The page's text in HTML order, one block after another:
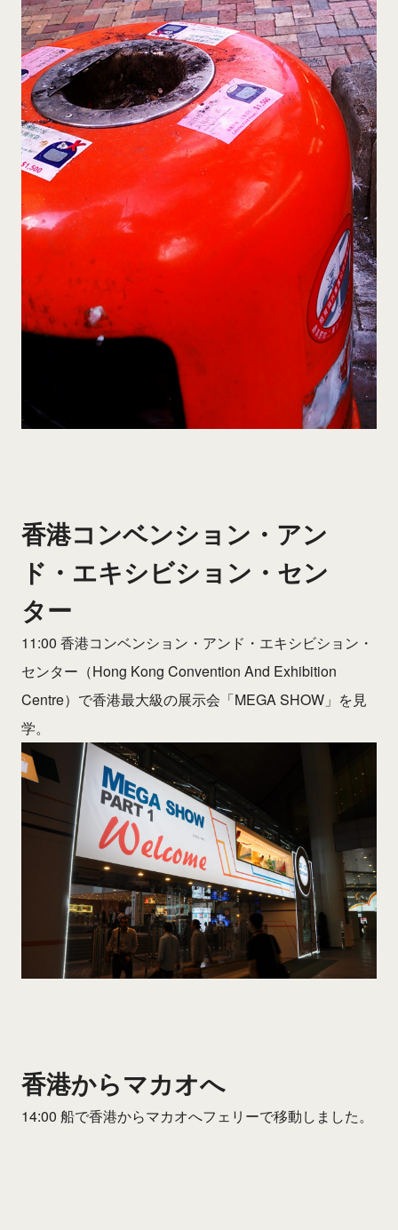
香港コンベンション・アン
ド・エキシビション・セン
ター
11:00 香港コンベンション・アンド・エキシビション・
センター（Hong Kong Convention And Exhibition
Centre）で香港最大級の展示会「MEGA SHOW」を見
学。
香港からマカオへ
14:00 船で香港からマカオへフェリーで移動しました。